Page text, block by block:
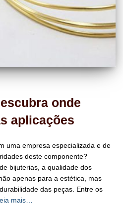
onde
aplicações
uma empresa especializada e de
deste componente?
bijuterias, a qualidade dos
apenas para a estética, mas
das peças. Entre os
mais…